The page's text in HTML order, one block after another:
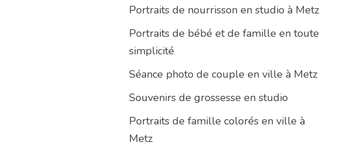
Portraits de nourrisson en studio à Metz
Portraits de bébé et de famille en toute
simplicité
Séance photo de couple en ville à Metz
Souvenirs de grossesse en studio
Portraits de famille colorés en ville à
Metz